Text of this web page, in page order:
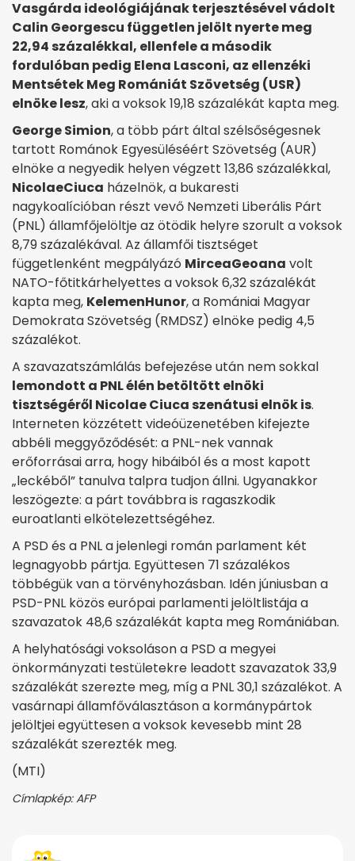
Vasgárda ideológiájának terjesztésével vádolt
Calin Georgescu független jelölt nyerte meg
22,94 százalékkal, ellenfele a második
fordulóban pedig Elena Lasconi, az ellenzéki
Mentsétek Meg Romániát Szövetség (USR)
elnöke lesz, aki a voksok 19,18 százalékát kapta meg.
George Simion, a több párt által szélsőségesnek
tartott Románok Egyesüléséért Szövetség (AUR)
elnöke a negyedik helyen végzett 13,86 százalékkal,
NicolaeCiuca házelnök, a bukaresti
nagykoalícióban részt vevő Nemzeti Liberális Párt
(PNL) államfőjelöltje az ötödik helyre szorult a voksok
8,79 százalékával. Az államfői tisztséget
függetlenként megpályázó MirceaGeoana volt
NATO-főtitkárhelyettes a voksok 6,32 százalékát
kapta meg, KelemenHunor, a Romániai Magyar
Demokrata Szövetség (RMDSZ) elnöke pedig 4,5
százalékot.
A szavazatszámlálás befejezése után nem sokkal
lemondott a PNL élén betöltött elnöki
tisztségéről Nicolae Ciuca szenátusi elnök is.
Interneten közzétett videóüzenetében kifejezte
abbéli meggyőződését: a PNL-nek vannak
erőforrásai arra, hogy hibáiból és a most kapott
„leckéből” tanulva talpra tudjon állni. Ugyanakkor
leszögezte: a párt továbbra is ragaszkodik
euroatlanti elkötelezettségéhez.
A PSD és a PNL a jelenlegi román parlament két
legnagyobb pártja. Együttesen 71 százalékos
többégük van a törvényhozásban. Idén júniusban a
PSD-PNL közös európai parlamenti jelöltlistája a
szavazatok 48,6 százalékát kapta meg Romániában.
A helyhatósági voksoláson a PSD a megyei
önkormányzati testületekre leadott szavazatok 33,9
százalékát szerezte meg, míg a PNL 30,1 százalékot. A
vasárnapi államfőválasztáson a kormánypártok
jelöltjei együttesen a voksok kevesebb mint 28
százalékát szerezték meg.
(MTI)
Címlapkép: AFP